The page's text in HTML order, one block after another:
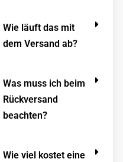
Wie läuft das mit
dem Versand ab?
Was muss ich beim
Rückversand
beachten?
Wie viel kostet eine